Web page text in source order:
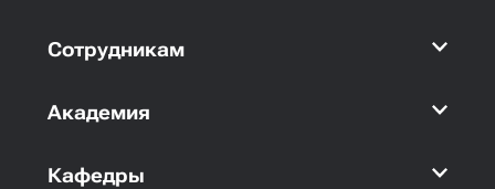
Сотрудникам
Академия
Кафедры